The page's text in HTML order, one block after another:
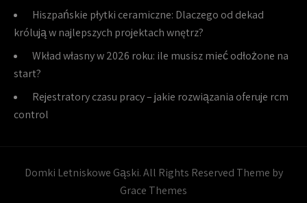
Hiszpańskie płytki ceramiczne: Dlaczego od dekad
królują w najlepszych projektach wnętrz?
Wkład własny w 2026 roku: ile musisz mieć odłożone na
start?
Rejestratory czasu pracy – jakie rozwiązania oferuje rcm
control
Domki Letniskowe Gąski. All Rights Reserved Theme by
Grace Themes